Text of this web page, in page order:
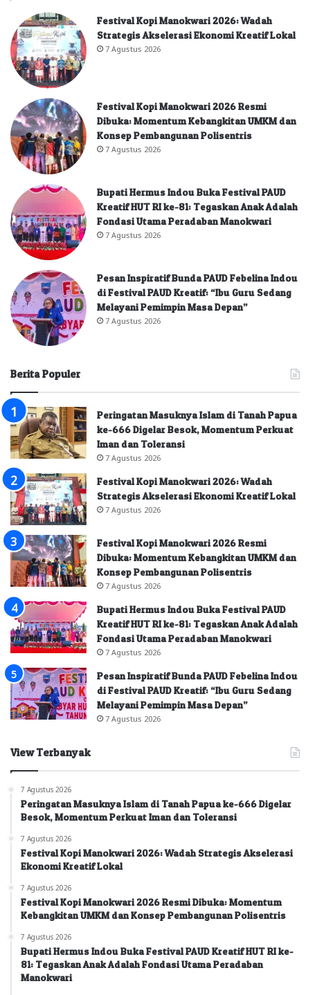
Festival Kopi Manokwari 2026: Wadah
Strategis Akselerasi Ekonomi Kreatif Lokal
7 Agustus 2026
Festival Kopi Manokwari 2026 Resmi
Dibuka: Momentum Kebangkitan UMKM dan
Konsep Pembangunan Polisentris
7 Agustus 2026
Bupati Hermus Indou Buka Festival PAUD
Kreatif HUT RI ke-81: Tegaskan Anak Adalah
Fondasi Utama Peradaban Manokwari
7 Agustus 2026
Pesan Inspiratif Bunda PAUD Febelina Indou
di Festival PAUD Kreatif: “Ibu Guru Sedang
Melayani Pemimpin Masa Depan”
7 Agustus 2026
Berita Populer
Peringatan Masuknya Islam di Tanah Papua
ke-666 Digelar Besok, Momentum Perkuat
Iman dan Toleransi
7 Agustus 2026
Festival Kopi Manokwari 2026: Wadah
Strategis Akselerasi Ekonomi Kreatif Lokal
7 Agustus 2026
Festival Kopi Manokwari 2026 Resmi
Dibuka: Momentum Kebangkitan UMKM dan
Konsep Pembangunan Polisentris
7 Agustus 2026
Bupati Hermus Indou Buka Festival PAUD
Kreatif HUT RI ke-81: Tegaskan Anak Adalah
Fondasi Utama Peradaban Manokwari
7 Agustus 2026
Pesan Inspiratif Bunda PAUD Febelina Indou
di Festival PAUD Kreatif: “Ibu Guru Sedang
Melayani Pemimpin Masa Depan”
7 Agustus 2026
View Terbanyak
7 Agustus 2026
Peringatan Masuknya Islam di Tanah Papua ke-666 Digelar
Besok, Momentum Perkuat Iman dan Toleransi
7 Agustus 2026
Festival Kopi Manokwari 2026: Wadah Strategis Akselerasi
Ekonomi Kreatif Lokal
7 Agustus 2026
Festival Kopi Manokwari 2026 Resmi Dibuka: Momentum
Kebangkitan UMKM dan Konsep Pembangunan Polisentris
7 Agustus 2026
Bupati Hermus Indou Buka Festival PAUD Kreatif HUT RI ke-
81: Tegaskan Anak Adalah Fondasi Utama Peradaban
Manokwari